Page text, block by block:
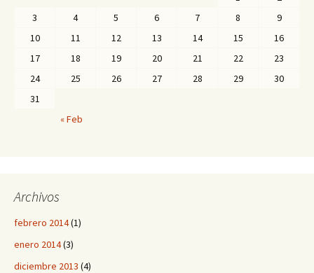
3
4 5 6 7 8
9
10
11 12 13 14 15
16
17
18 19 20 21 22
23
24
25 26 27 28 29
30
31
« Feb
Archivos
febrero 2014(1)
enero 2014(3)
diciembre 2013 (4)